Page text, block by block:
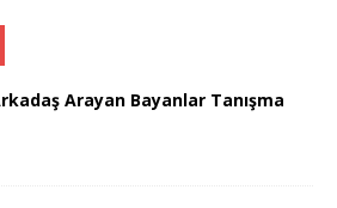
Arayan Bayanlar Tanışma